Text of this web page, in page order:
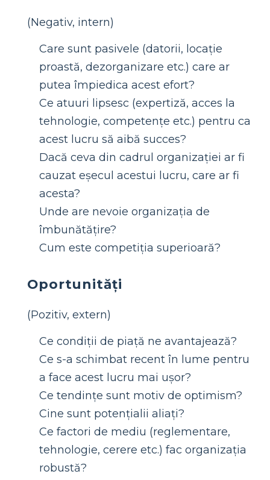
(Negativ, intern)
Care sunt pasivele (datorii, locație
proastă, dezorganizare etc.) care ar
putea împiedica acest efort?
Ce atuuri lipsesc (expertiză, acces la
tehnologie, competențe etc.) pentru ca
acest lucru să aibă succes?
Dacă ceva din cadrul organizației ar fi
cauzat eșecul acestui lucru, care ar fi
acesta?
Unde are nevoie organizația de
îmbunătățire?
Cum este competiția superioară?
Oportunități
(Pozitiv, extern)
Ce condiții de piață ne avantajează?
Ce s-a schimbat recent în lume pentru
a face acest lucru mai ușor?
Ce tendințe sunt motiv de optimism?
Cine sunt potențialii aliați?
Ce factori de mediu (reglementare,
tehnologie, cerere etc.) fac organizația
robustă?